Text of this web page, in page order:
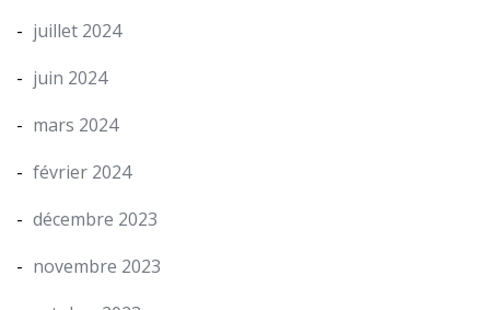
juillet 2024
juin 2024
mars 2024
février 2024
décembre 2023
novembre 2023